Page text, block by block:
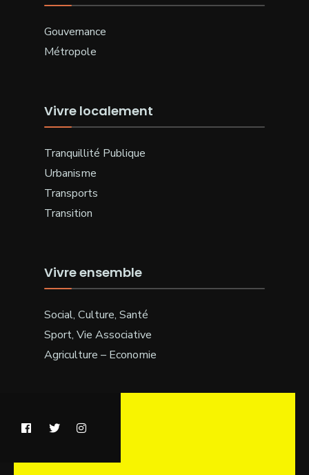
Gouvernance
Métropole
Vivre localement
Tranquillité Publique
Urbanisme
Transports
Transition
Vivre ensemble
Social, Culture, Santé
Sport, Vie Associative
Agriculture – Economie